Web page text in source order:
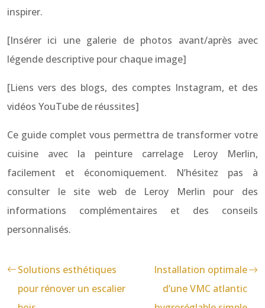
inspirer.
[Insérer ici une galerie de photos avant/après avec
légende descriptive pour chaque image]
[Liens vers des blogs, des comptes Instagram, et des
vidéos YouTube de réussites]
Ce guide complet vous permettra de transformer votre
cuisine avec la peinture carrelage Leroy Merlin,
facilement et économiquement. N’hésitez pas à
consulter le site web de Leroy Merlin pour des
informations complémentaires et des conseils
personnalisés.
Solutions esthétiques
pour rénover un escalier
Installation optimale
d’une VMC atlantic